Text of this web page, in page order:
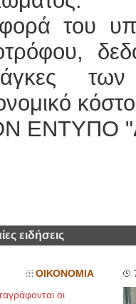
του
ΕΝΤΥΠΟ
ειδήσεις
ΟΙΚΟΝΟΜΙΑ
οι